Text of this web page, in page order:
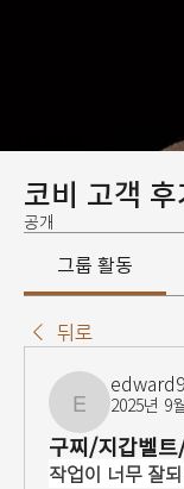
코비 고객 후
공개
그룹 활동
뒤로
2025년 9
구찌/지갑벨
작업이 너무 잘